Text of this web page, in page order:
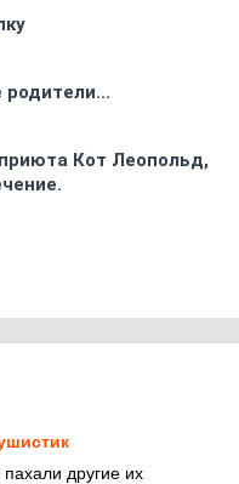
родители...
Кот Леопольд,
другие их